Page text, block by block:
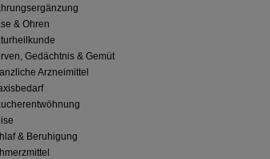
& Ohren
Gedächtnis & Gemüt
Arzneimittel
& Beruhigung